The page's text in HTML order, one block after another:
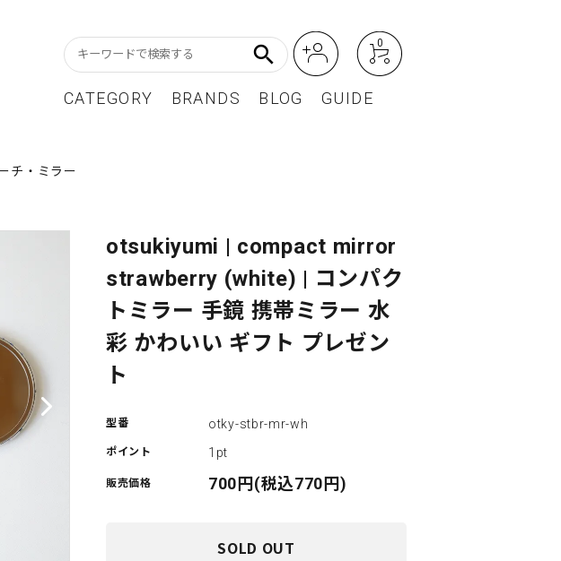
search 0
CATEGORY
ダー
レディースファッション
BEST SELLER / ベストセラー
BRANDS
ルブランドAtoZ
BLOG GUIDE
チ・ミラー
otsukiyumi | compact mirror
strawberry (white) | コンパク
トミラー 手鏡 携帯ミラー 水
彩 かわいい ギフト プレゼン
ト
型番 otky-stbr-mr-wh
ポイント 1pt
販売価格 700円(税込770円)
SOLD OUT